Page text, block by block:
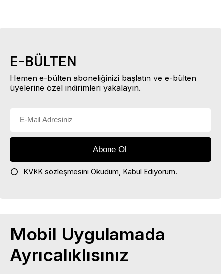
E-BÜLTEN
Hemen e-bülten aboneliğinizi başlatın ve e-bülten
üyelerine özel indirimleri yakalayın.
KVKK sözleşmesini Okudum, Kabul Ediyorum.
Mobil Uygulamada
Ayrıcalıklısınız